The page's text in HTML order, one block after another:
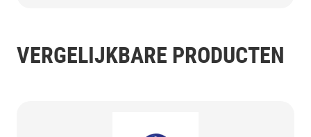
VERGELIJKBARE PRODUCTEN